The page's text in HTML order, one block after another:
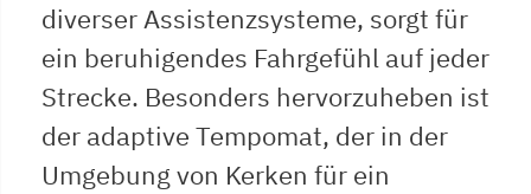
diverser Assistenzsysteme, sorgt für
ein beruhigendes Fahrgefühl auf jeder
Strecke. Besonders hervorzuheben ist
der adaptive Tempomat, der in der
Umgebung von Kerken für ein